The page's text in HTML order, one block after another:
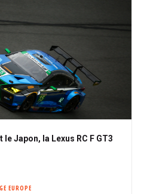
Japon, la Lexus RC F GT3
EUROPE